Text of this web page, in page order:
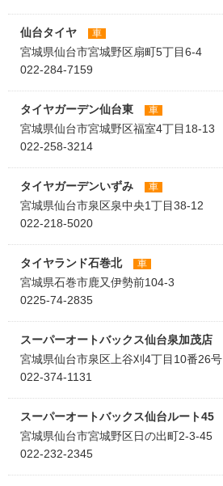
仙台タイヤ 車
宮城県仙台市宮城野区扇町5丁目6-4
022-284-7159
タイヤガーデン仙台東 車
宮城県仙台市宮城野区福室4丁目18-13
022-258-3214
タイヤガーデンいずみ 車
宮城県仙台市泉区泉中央1丁目38-12
022-218-5020
タイヤランド石巻北 車
宮城県石巻市鹿又伊勢前104-3
0225-74-2835
スーパーオートバックス仙台泉加茂店
宮城県仙台市泉区上谷刈4丁目10番26号
022-374-1131
スーパーオートバックス仙台ルート45
宮城県仙台市宮城野区日の出町2-3-45
022-232-2345